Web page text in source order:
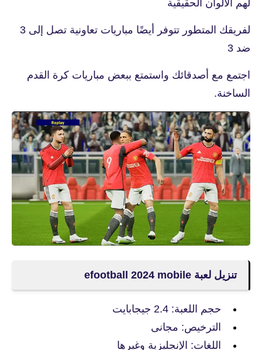
لهم الألوان الحقيقية
لفريقك المتطور تتوفر أيضًا مباريات تعاونية تصل إلى 3
ضد 3
اجتمع مع أصدقائك واستمتع ببعض مباريات كرة القدم
الساخنة.
تنزيل لعبة efootball 2024 mobile
حجم اللعبة: 2.4 جيجابايت
الترخيص: مجانى
اللغات: الإنجليزية وغيرها